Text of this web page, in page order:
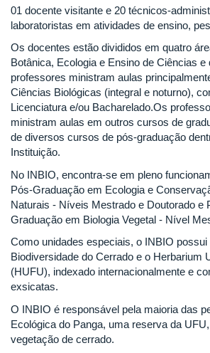
01 docente visitante e 20 técnicos-
laboratoristas em atividades de ensino,
Os docentes estão divididos em quatro
Botânica, Ecologia e Ensino de Ciências e
professores ministram aulas
Ciências Biológicas (integral e noturno),
Licenciatura e/ou Bacharelado.Os
ministram aulas em outros cursos de
de diversos cursos de pós-graduação
Instituição.
No INBIO, encontra-se em pleno
Pós-Graduação em Ecologia e
Naturais - Níveis Mestrado e Doutorado e
Graduação em Biologia Vegetal - Nível
Como unidades especiais, o INBIO
Biodiversidade do Cerrado e o Herbarium
(HUFU), indexado internacionalmente e
exsicatas.
O INBIO é responsável pela maioria das
Ecológica do Panga, uma reserva da
vegetação de cerrado.